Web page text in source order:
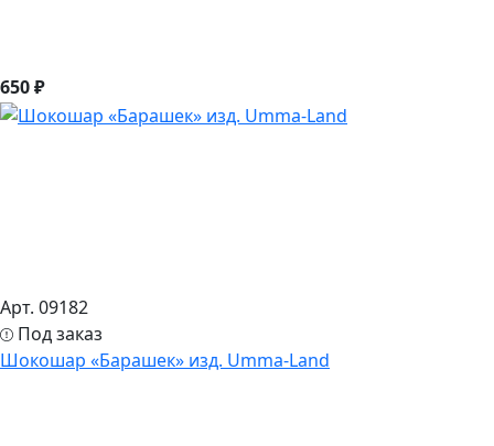
650 ₽
Арт. 09182
Под заказ
Шокошар «Барашек» изд. Umma-Land